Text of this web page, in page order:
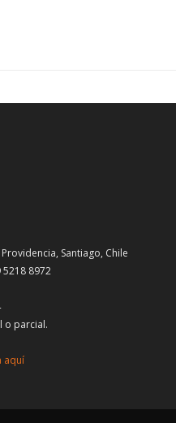
Santiago, Chile
8972
o parcial.
aquí